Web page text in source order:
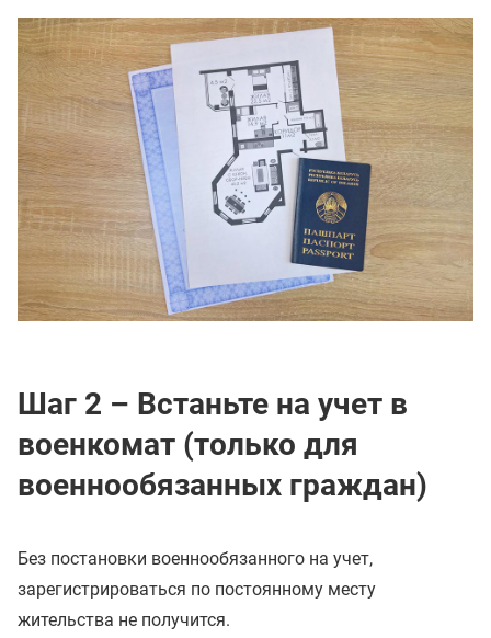
Шаг 2 – Встаньте на учет в
военкомат (только для
военнообязанных граждан)
Без постановки военнообязанного на учет,
зарегистрироваться по постоянному месту
жительства не получится.